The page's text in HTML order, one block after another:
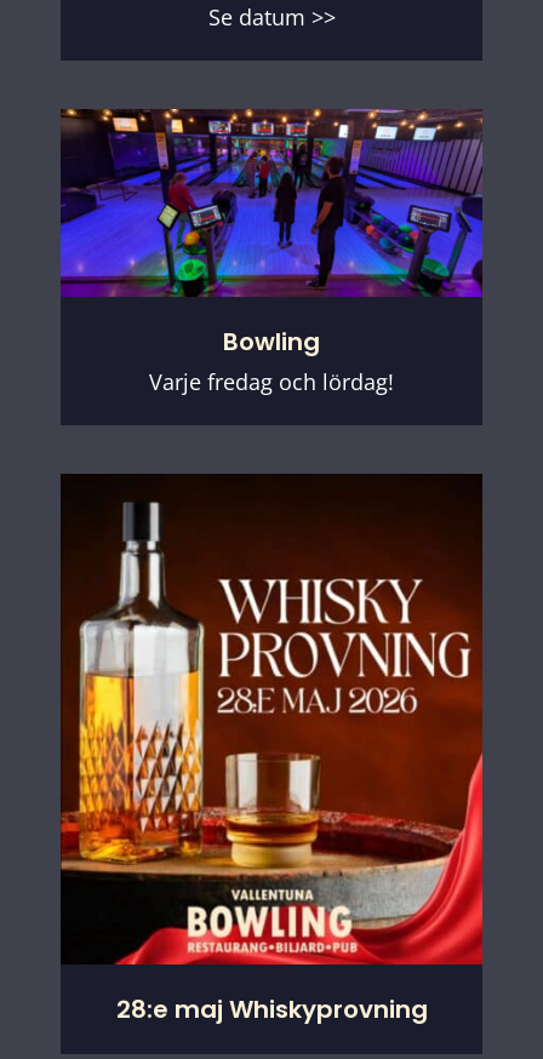
Se datum >>
Bowling
Varje fredag och lördag!
28:e maj Whiskyprovning